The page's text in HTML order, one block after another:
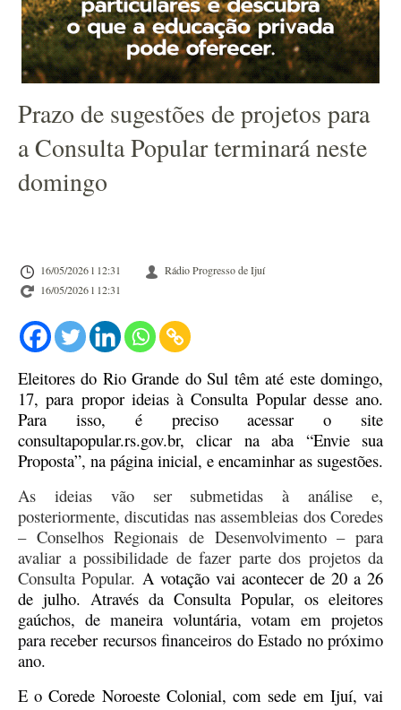
Prazo de sugestões de projetos para
a Consulta Popular terminará neste
domingo
16/05/2026 l 12:31
Rádio Progresso de Ijuí
16/05/2026 l 12:31
Eleitores do Rio Grande do Sul têm até este domingo,
17, para propor ideias à Consulta Popular desse ano.
Para isso, é preciso acessar o site
consultapopular.rs.gov.br, clicar na aba “Envie sua
Proposta”, na página inicial, e encaminhar as sugestões.
As ideias
vão ser submetidas à análise e,
posteriormente, discutidas nas assembleias dos Coredes
– Conselhos Regionais de Desenvolvimento – para
avaliar a possibilidade de fazer parte dos projetos da
Consulta Popular. A votação vai acontecer de 20 a 26
de julho. Através da Consulta Popular, os eleitores
gaúchos, de maneira voluntária, votam em projetos
para receber recursos financeiros do Estado no próximo
ano.
E oCorede Noroeste Colonial, com sede em Ijuí,vai